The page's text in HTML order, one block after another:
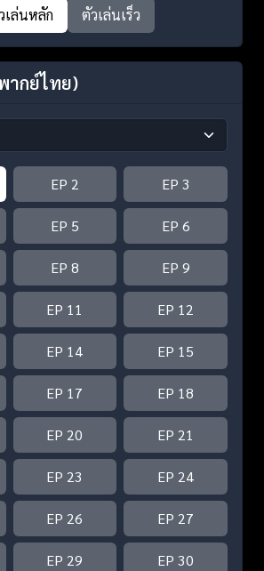
เล่นหลัก ตัวเล่นเร็ว
ากย์ไทย)
EP 2 EP 3
EP 5 EP 6
EP 8 EP 9
EP 11 EP 12
EP 14 EP 15
EP 17 EP 18
EP 20 EP 21
EP 23 EP 24
EP 26 EP 27
EP 29 EP 30